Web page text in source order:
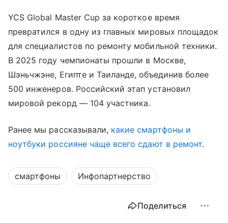
YCS Global Master Cup за короткое время
превратился в одну из главных мировых площадок
для специалистов по ремонту мобильной техники.
В 2025 году чемпионаты прошли в Москве,
Шэньчжэне, Египте и Таиланде, объединив более
500 инженеров. Российский этап установил
мировой рекорд — 104 участника.
Ранее мы рассказывали, какие смартфоны и
ноутбуки россияне чаще всего сдают в ремонт.
смартфоны Инфопартнерство
Поделиться